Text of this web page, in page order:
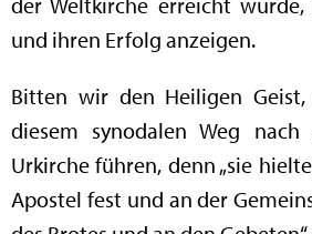
und ihren Erfolg anzeigen.
Bitten wir den Heiligen
diesem synodalen Weg
Urkirche führen, denn „sie
Apostel fest und an der